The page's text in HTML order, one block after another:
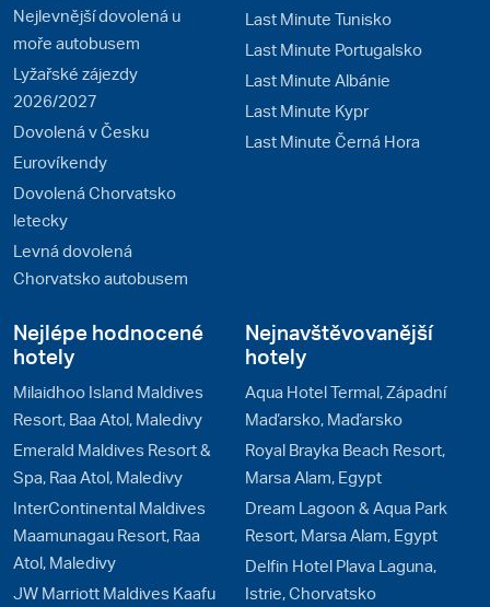
Nejlevnější dovolená u
moře autobusem
Lyžařské zájezdy
2026/2027
Dovolená v Česku
Eurovíkendy
Dovolená Chorvatsko
letecky
Levná dovolená
Chorvatsko autobusem
Last Minute Tunisko
Last Minute Portugalsko
Last Minute Albánie
Last Minute Kypr
Last Minute Černá Hora
Nejlépe hodnocené
hotely
Milaidhoo Island Maldives
Resort, Baa Atol, Maledivy
Emerald Maldives Resort &
Spa, Raa Atol, Maledivy
InterContinental Maldives
Maamunagau Resort, Raa
Atol, Maledivy
JW Marriott Maldives Kaafu
Nejnavštěvovanější
hotely
Aqua Hotel Termal, Západní
Maďarsko, Maďarsko
Royal Brayka Beach Resort,
Marsa Alam, Egypt
Dream Lagoon & Aqua Park
Resort, Marsa Alam, Egypt
Delfin Hotel Plava Laguna,
Istrie, Chorvatsko